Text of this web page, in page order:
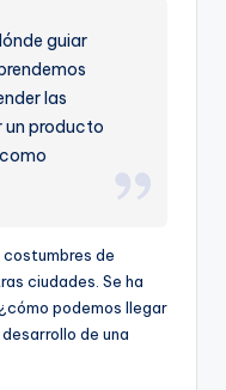
guiar
las
un producto
costumbres de
ciudades. Se ha
podemos llegar
de una